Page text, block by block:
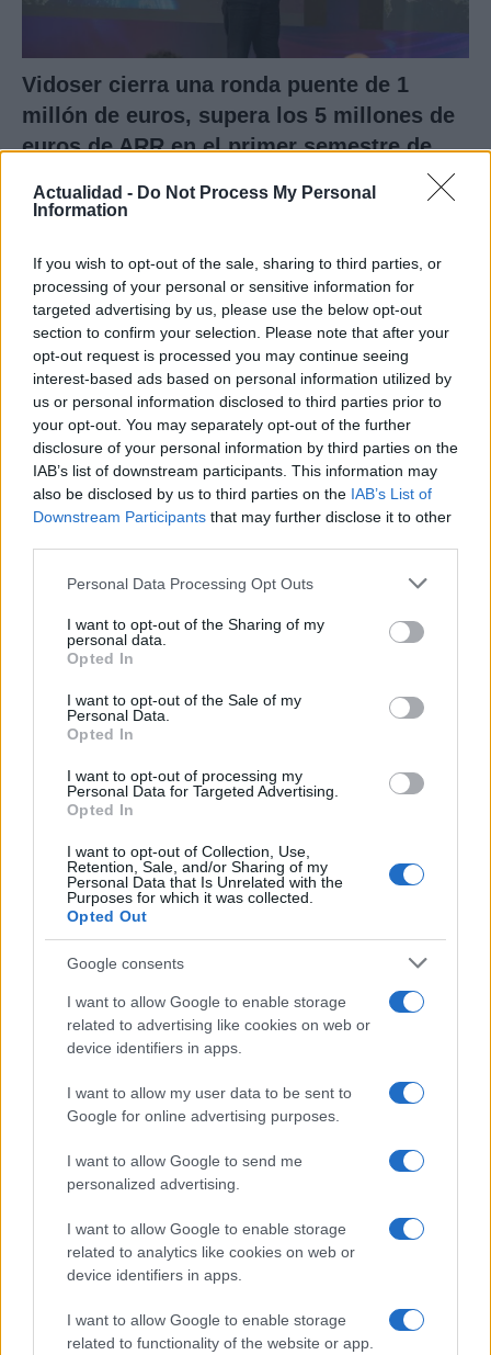
Actualidad - Do Not Process My Personal
Information
If you wish to opt-out of the sale, sharing to third parties, or
processing of your personal or sensitive information for
targeted advertising by us, please use the below opt-out
section to confirm your selection. Please note that after your
opt-out request is processed you may continue seeing
interest-based ads based on personal information utilized by
us or personal information disclosed to third parties prior to
your opt-out. You may separately opt-out of the further
disclosure of your personal information by third parties on the
IAB’s list of downstream participants. This information may
also be disclosed by us to third parties on the IAB’s List of
Downstream Participants that may further disclose it to other
Please note that this website/app uses one or more Google
not limited to your visit or usage behaviour. You may click to
grant or deny consent to Google and its third-party tags to
use your data for below specified purposes in below Google
consent section.
Personal Data Processing Opt Outs
I want to opt-out of the Sharing of my
personal data.
Opted In
I want to opt-out of the Sale of my
Personal Data.
Opted In
I want to opt-out of processing my
Personal Data for Targeted Advertising.
Opted In
I want to opt-out of Collection, Use,
Retention, Sale, and/or Sharing of my
Personal Data that Is Unrelated with the
Purposes for which it was collected.
Opted Out
Google consents
I want to allow Google to enable storage
related to advertising like cookies on web or
device identifiers in apps.
I want to allow my user data to be sent to
Google for online advertising purposes.
I want to allow Google to send me
personalized advertising.
I want to allow Google to enable storage
related to analytics like cookies on web or
device identifiers in apps.
I want to allow Google to enable storage
related to functionality of the website or app.
Vidoser cierra una ronda puente de 1
millón de euros, supera los 5 millones de
euros de ARR en el primer semestre de
Marketing en España
CreationDose,…
ECONOMÍA
Paros de Groundforce afectan vuelos y
equipajes en Madrid, Barcelona y otros
aeropuertos
Huelga de Groundforce en 12 aeropuertos; conoce quiénes…
Cómo medir la productividad por hora
trabajada y por trabajador
Explora la productividad desde diferentes ángulos y su…
ECONOMÍA